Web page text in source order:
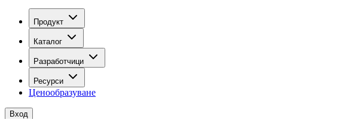
Продукт
Каталог
Разработчици
Ресурси
Ценообразуване
Вход